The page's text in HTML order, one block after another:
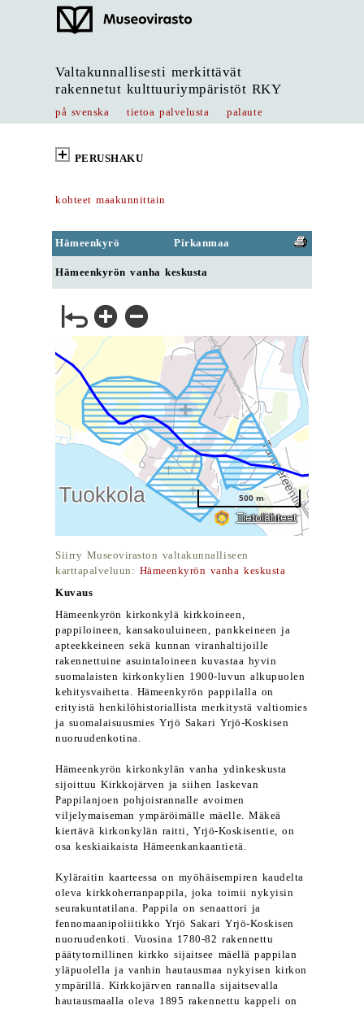
Valtakunnallisesti merkittävät
rakennetut kulttuuriympäristöt RKY
på svenska tietoa palvelusta palaute
PERUSHAKU
kohteet maakunnittain
Hämeenkyrö Pirkanmaa
Hämeenkyrön vanha keskusta
Siirry Museoviraston valtakunnalliseen
karttapalveluun: Hämeenkyrön vanha keskusta
Kuvaus
Hämeenkyrön kirkonkylä kirkkoineen,
pappiloineen, kansakouluineen, pankkeineen ja
apteekkeineen sekä kunnan viranhaltijoille
rakennettuine asuintaloineen kuvastaa hyvin
suomalaisten kirkonkylien 1900-luvun alkupuolen
kehitysvaihetta. Hämeenkyrön pappilalla on
erityistä henkilöhistoriallista merkitystä valtiomies
ja suomalaisuusmies Yrjö Sakari Yrjö-Koskisen
nuoruudenkotina.
Hämeenkyrön kirkonkylän vanha ydinkeskusta
sijoittuu Kirkkojärven ja siihen laskevan
Pappilanjoen pohjoisrannalle avoimen
viljelymaiseman ympäröimälle mäelle. Mäkeä
kiertävä kirkonkylän raitti, Yrjö-Koskisentie, on
osa keskiaikaista Hämeenkankaantietä.
Kyläraitin kaarteessa on myöhäisempiren kaudelta
oleva kirkkoherranpappila, joka toimii nykyisin
seurakuntatilana. Pappila on senaattori ja
fennomaanipoliitikko Yrjö Sakari Yrjö-Koskisen
nuoruudenkoti. Vuosina 1780-82 rakennettu
päätytornillinen kirkko sijaitsee mäellä pappilan
yläpuolella ja vanhin hautausmaa nykyisen kirkon
ympärillä. Kirkkojärven rannalla sijaitsevalla
hautausmaalla oleva 1895 rakennettu kappeli on